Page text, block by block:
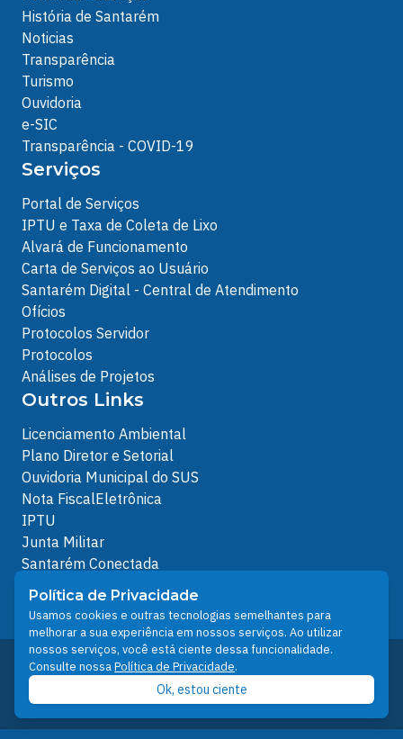
História de Santarém
Noticias
Transparência
Turismo
Ouvidoria
e-SIC
Transparência - COVID-19
Serviços
Portal de Serviços
IPTU e Taxa de Coleta de Lixo
Alvará de Funcionamento
Carta de Serviços ao Usuário
Santarém Digital - Central de Atendimento
Ofícios
Protocolos Servidor
Protocolos
Análises de Projetos
Outros Links
Licenciamento Ambiental
Plano Diretor e Setorial
Ouvidoria Municipal do SUS
Nota FiscalEletrônica
IPTU
Junta Militar
Santarém Conectada
Política de Privacidade
People illustrations by Storyset
Desenvolvido pelo Núcleo Técnico de Gestão de
Tecnologia da Informação - NTI
Prefeitura de Santarém © 2026
Política de Privacidade
Usamos cookies e outras tecnologias semelhantes para
melhorar a sua experiência em nossos serviços. Ao utilizar
nossos serviços, você está ciente dessa funcionalidade.
Consulte nossaPolítica de Privacidade.
Ok, estou ciente